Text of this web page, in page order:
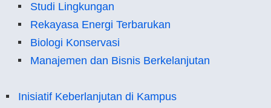
Studi Lingkungan
Rekayasa Energi Terbarukan
Biologi Konservasi
Manajemen dan Bisnis Berkelanjutan
Inisiatif Keberlanjutan di Kampus